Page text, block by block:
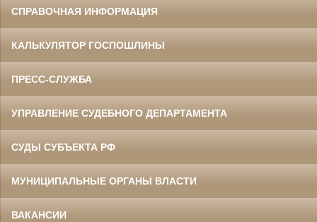
СПРАВОЧНАЯ ИНФОРМАЦИЯ
КАЛЬКУЛЯТОР ГОСПОШЛИНЫ
ПРЕСС-СЛУЖБА
УПРАВЛЕНИЕ СУДЕБНОГО ДЕПАРТАМЕНТА
СУДЫ СУБЪЕКТА РФ
МУНИЦИПАЛЬНЫЕ ОРГАНЫ ВЛАСТИ
ВАКАНСИИ